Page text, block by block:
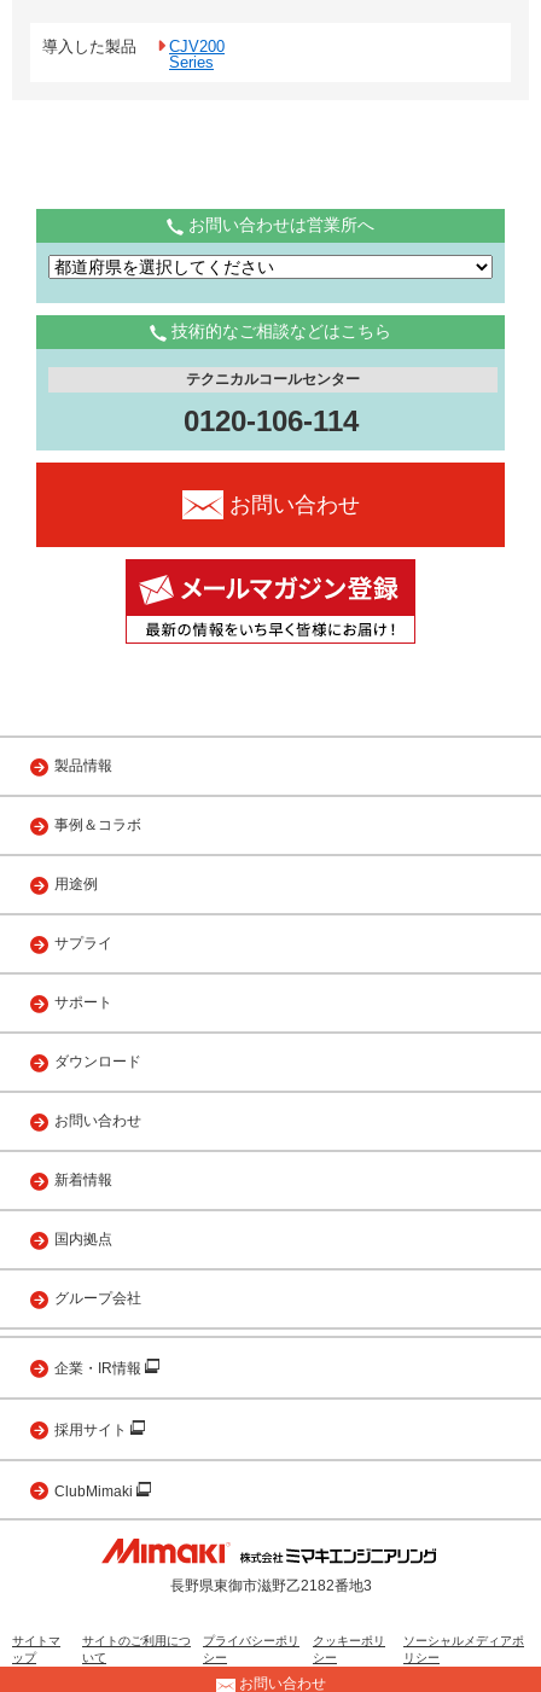
導入した製品
CJV200
Series
お問い合わせは営業所へ
技術的なご相談などはこちら
テクニカルコールセンター
0120-106-114
お問い合わせ
製品情報
事例＆コラボ
用途例
サプライ
サポート
ダウンロード
お問い合わせ
新着情報
国内拠点
グループ会社
企業・IR情報
採用サイト
ClubMimaki
長野県東御市滋野乙2182番地3
サイトマ
ップ
サイトのご利用につ
いて
プライバシーポリ
シー
クッキーポリ
シー
ソーシャルメディアポ
リシー
お問い合わせ